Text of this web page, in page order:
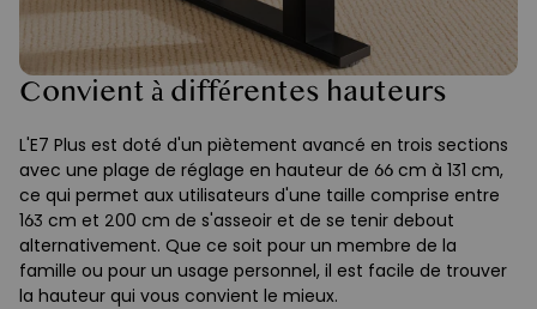
Convient à différentes hauteurs
L'E7 Plus est doté d'un piètement avancé en trois sections
avec une plage de réglage en hauteur de 66 cm à 131 cm,
ce qui permet aux utilisateurs d'une taille comprise entre
163 cm et 200 cm de s'asseoir et de se tenir debout
alternativement. Que ce soit pour un membre de la
famille ou pour un usage personnel, il est facile de trouver
la hauteur qui vous convient le mieux.